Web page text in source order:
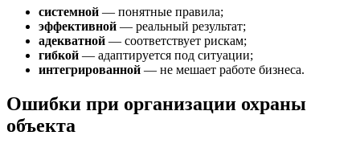
системной — понятные правила;
эффективной — реальный результат;
адекватной — соответствует рискам;
гибкой — адаптируется под ситуации;
интегрированной — не мешает работе бизнеса.
Ошибки при организации охраны
объекта